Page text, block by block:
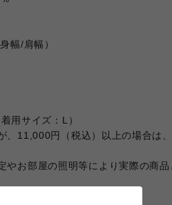
幅/肩幅）
用サイズ：L）
、11,000円（税込）以上の場合は
お部屋の照明等により実際の商品